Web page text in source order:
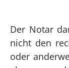
Der Notar
nicht den
oder